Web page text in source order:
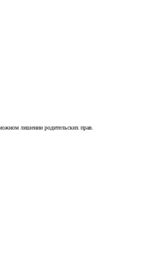
лишении родительских прав.